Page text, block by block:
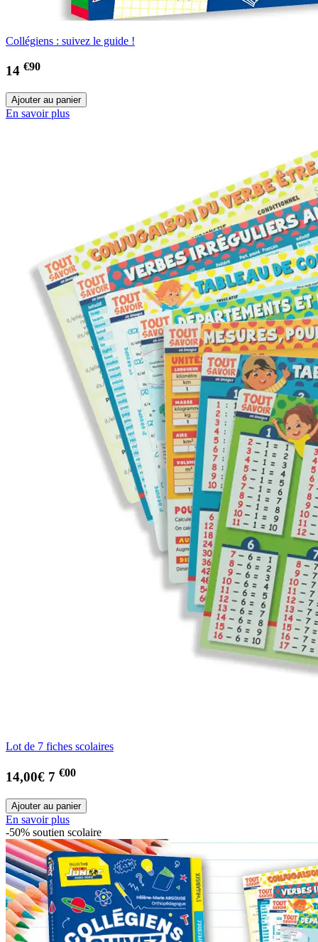
Collégiens : suivez le guide !
14 €90
En savoir plus
Lot de 7 fiches scolaires
14,00€ 7 €00
En savoir plus
-50% soutien scolaire